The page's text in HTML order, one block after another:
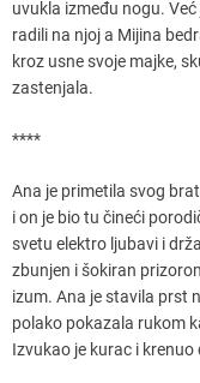
uvukla između nogu.
radili na njoj a Mijina
kroz usne svoje majke,
zastenjala.
****
Ana je primetila svog
i on je bio tu čineći
svetu elektro ljubavi i
zbunjen i šokiran
izum. Ana je stavila prst
polako pokazala rukom
Izvukao je kurac i krenuo